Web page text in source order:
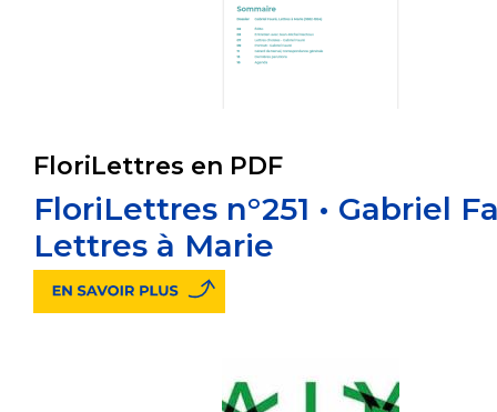
FloriLettres en PDF
FloriLettres n°251 • Gabriel
Lettres à Marie